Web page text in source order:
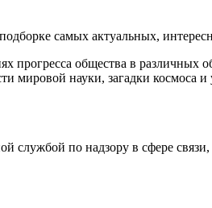
самых актуальных,
общества в различных
мировой науки, загадки космоса
по надзору в сфере